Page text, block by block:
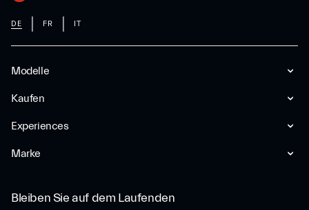
Modelle
Kaufen
Experiences
Marke
DE FR IT
Bleiben Sie auf dem Laufenden